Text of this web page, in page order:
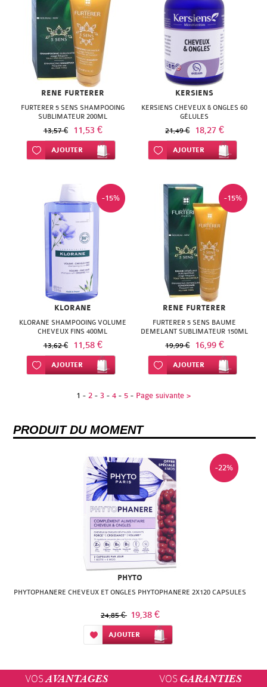
RENE FURTERER
FURTERER 5 SENS SHAMPOOING
SUBLIMATEUR 200ML
13,57 € 11,53 €
Ajouter à ma liste d’envie
AJOUTER
KERSIENS
KERSIENS CHEVEUX & ONGLES 60
GÉLULES
21,49 € 18,27 €
Ajouter à ma liste d’envie
AJOUTER
-15%
KLORANE
KLORANE SHAMPOOING VOLUME
CHEVEUX FINS 400ML
13,62 € 11,58 €
Ajouter à ma liste d’envie
AJOUTER
-15%
RENE FURTERER
FURTERER 5 SENS BAUME
DEMELANT SUBLIMATEUR 150ML
19,99 € 16,99 €
Ajouter à ma liste d’envie
AJOUTER
1 - 2 - 3 - 4 - 5 - Page suivante >
PRODUIT DU MOMENT
-22%
PHYTO
PHYTOPHANERE CHEVEUX ET ONGLES PHYTOPHANERE 2X120 CAPSULES
24,85 € 19,38 €
Ajouter à ma liste d’envie
AJOUTER
VOS AVANTAGES VOS GARANTIES